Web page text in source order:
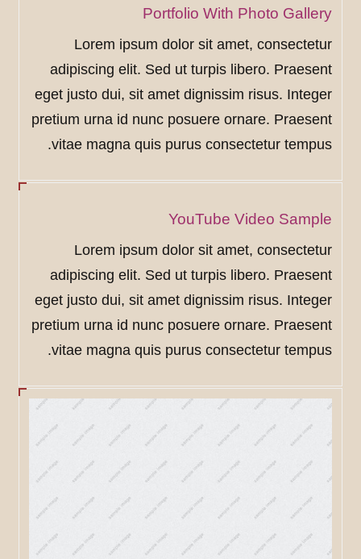
Portfolio With Photo Gallery
Lorem ipsum dolor sit amet, consectetur
adipiscing elit. Sed ut turpis libero. Praesent
eget justo dui, sit amet dignissim risus. Integer
pretium urna id nunc posuere ornare. Praesent
vitae magna quis purus consectetur tempus.
YouTube Video Sample
Lorem ipsum dolor sit amet, consectetur
adipiscing elit. Sed ut turpis libero. Praesent
eget justo dui, sit amet dignissim risus. Integer
pretium urna id nunc posuere ornare. Praesent
vitae magna quis purus consectetur tempus.